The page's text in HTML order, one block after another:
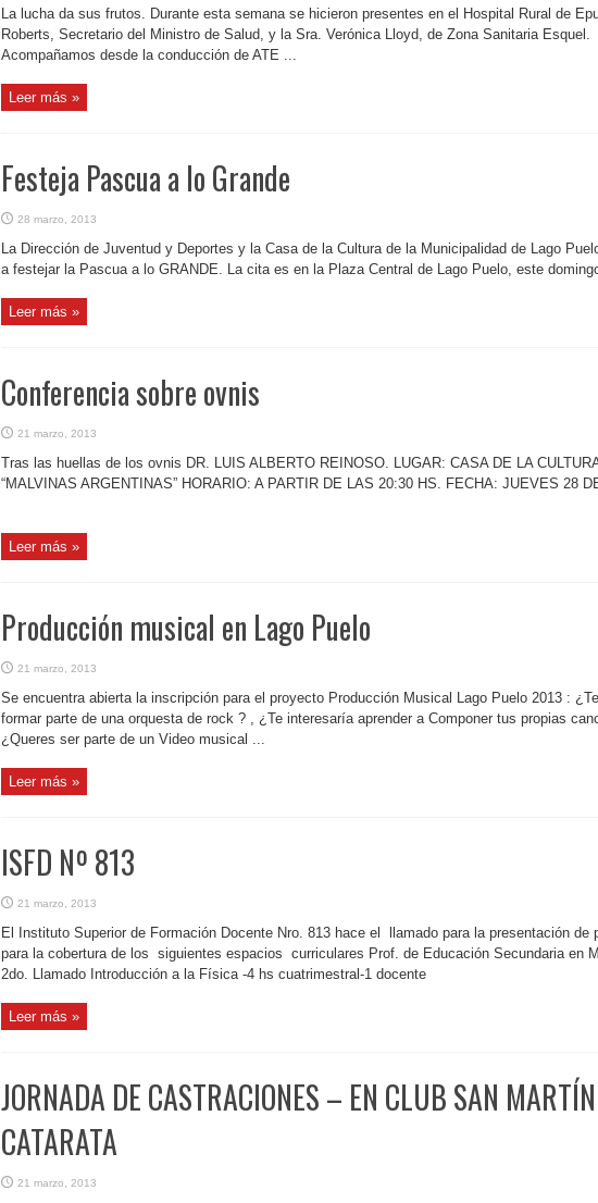
La lucha da sus frutos. Durante esta semana se hicieron presentes en el Hospital Rural de
Roberts, Secretario del Ministro de Salud, y la Sra. Verónica Lloyd, de Zona Sanitaria Esquel.
Acompañamos desde la conducción de ATE ...
Leer más »
Festeja Pascua a lo Grande
28 marzo, 2013
La Dirección de Juventud y Deportes y la Casa de la Cultura de la Municipalidad de Lago
a festejar la Pascua a lo GRANDE. La cita es en la Plaza Central de Lago Puelo, este
Leer más »
Conferencia sobre ovnis
21 marzo, 2013
Tras las huellas de los ovnis DR. LUIS ALBERTO REINOSO. LUGAR: CASA DE LA
“MALVINAS ARGENTINAS” HORARIO: A PARTIR DE LAS 20:30 HS. FECHA: JUEVES 28
Leer más »
Producción musical en Lago Puelo
21 marzo, 2013
Se encuentra abierta la inscripción para el proyecto Producción Musical Lago Puelo 2013 :
formar parte de una orquesta de rock ? , ¿Te interesaría aprender a Componer tus propias
¿Queres ser parte de un Video musical ...
Leer más »
ISFD Nº 813
21 marzo, 2013
El Instituto Superior de Formación Docente Nro. 813 hace el llamado para la presentación de
para la cobertura de los siguientes espacios curriculares Prof. de Educación Secundaria en
2do. Llamado Introducción a la Física -4 hs cuatrimestral-1 docente
Leer más »
JORNADA DE CASTRACIONES – EN CLUB SAN
CATARATA
21 marzo, 2013